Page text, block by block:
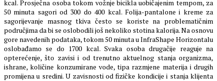
kcal. Prosječna osoba tokom vožnje bicikla uobičajenim tempom, za
50 minuta sagori od 300 do 400 kcal. Folija-pantalone i kreme za
sagorijevanje masnog tkiva često se koriste na problematičnim
područjima da bi se oslobodili još nekoliko stotina kalorija. Na osnovu
gore navedenih podataka, tokom 50 minuta u InfraShape Horizontalu
oslobađamo se do 1700 kcal. Svaka osoba drugačije reaguje na
opterećenje, što zavisi i od trenutno aktuelnog stanja organizma,
ishrane, količine konzumirane vode, tipa razmjene materija i drugih
promijena u sredini. U zavisnosti od fizičke kondicije i stanja klijenta